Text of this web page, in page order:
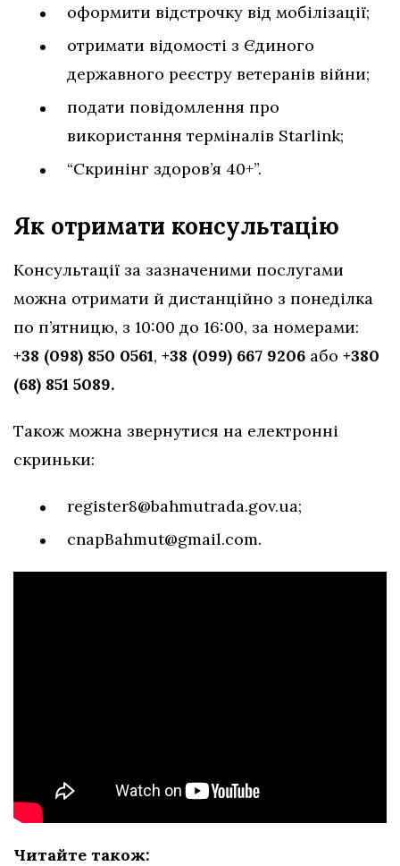
оформити відстрочку від мобілізації;
отримати відомості з Єдиного
державного реєстру ветеранів війни;
подати повідомлення про
використання терміналів Starlink;
“Скринінг здоров’я 40+”.
Як отримати консультацію
Консультації за зазначеними послугами
можна отримати й дистанційно з понеділка
по п’ятницю, з 10:00 до 16:00, за номерами:
+38 (098) 850 0561, +38 (099) 667 9206 або +380
(68) 851 5089.
Також можна звернутися на електронні
скриньки:
register8@bahmutrada.gov.ua;
cnapBahmut@gmail.com.
Читайте також: